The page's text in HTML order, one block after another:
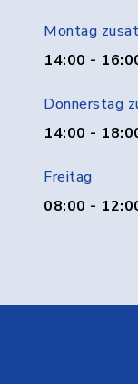
Montag
14:00 -
Donnerstag
14:00 -
Freitag
08:00 -